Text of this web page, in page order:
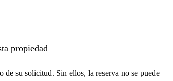
propiedad
de su solicitud. Sin ellos, la reserva no se puede